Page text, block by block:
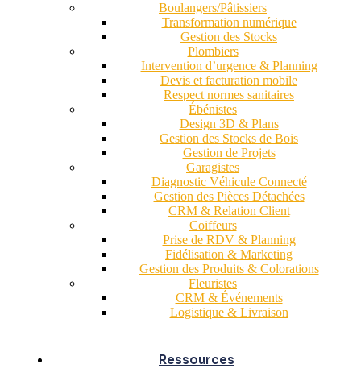
Boulangers/Pâtissiers
Transformation numérique
Gestion des Stocks
Plombiers
Intervention d’urgence & Planning
Devis et facturation mobile
Respect normes sanitaires
Ébénistes
Design 3D & Plans
Gestion des Stocks de Bois
Gestion de Projets
Garagistes
Diagnostic Véhicule Connecté
Gestion des Pièces Détachées
CRM & Relation Client
Coiffeurs
Prise de RDV & Planning
Fidélisation & Marketing
Gestion des Produits & Colorations
Fleuristes
CRM & Événements
Logistique & Livraison
Ressources